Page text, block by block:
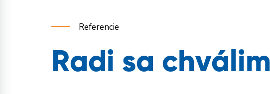
Referencie
Radi sa